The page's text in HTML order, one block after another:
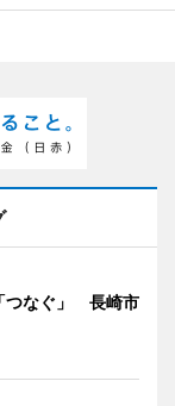
つなぐ」 長崎市